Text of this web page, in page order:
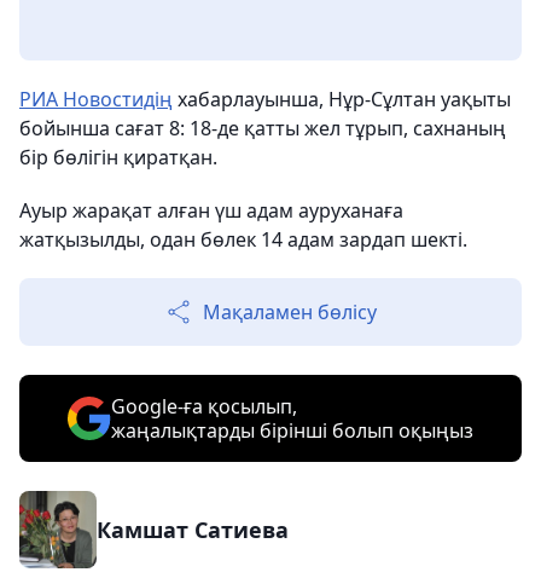
РИА Новостидің хабарлауынша, Нұр-Сұлтан уақыты
бойынша сағат 8: 18-де қатты жел тұрып, сахнаның
бір бөлігін қиратқан.
Ауыр жарақат алған үш адам ауруханаға
жатқызылды, одан бөлек 14 адам зардап шекті.
Мақаламен бөлісу
Google-ға қосылып,
жаңалықтарды бірінші болып оқыңыз
Камшат Сатиева